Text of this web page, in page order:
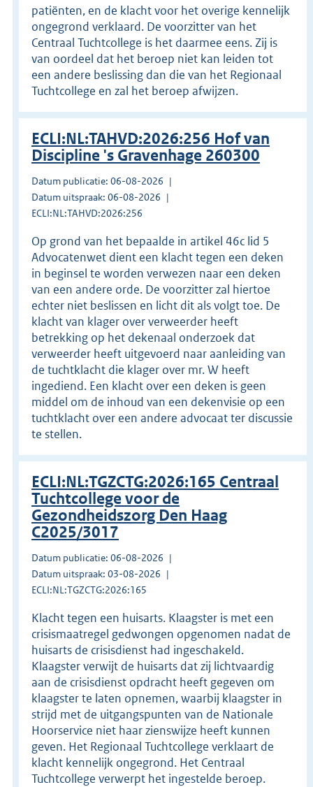
patiënten, en de klacht voor het overige kennelijk
ongegrond verklaard. De voorzitter van het
Centraal Tuchtcollege is het daarmee eens. Zij is
van oordeel dat het beroep niet kan leiden tot
een andere beslissing dan die van het Regionaal
Tuchtcollege en zal het beroep afwijzen.
ECLI:NL:TAHVD:2026:256 Hof van
Discipline 's Gravenhage 260300
Datum publicatie: 06-08-2026
Datum uitspraak: 06-08-2026
ECLI:NL:TAHVD:2026:256
Op grond van het bepaalde in artikel 46c lid 5
Advocatenwet dient een klacht tegen een deken
in beginsel te worden verwezen naar een deken
van een andere orde. De voorzitter zal hiertoe
echter niet beslissen en licht dit als volgt toe. De
klacht van klager over verweerder heeft
betrekking op het dekenaal onderzoek dat
verweerder heeft uitgevoerd naar aanleiding van
de tuchtklacht die klager over mr. W heeft
ingediend. Een klacht over een deken is geen
middel om de inhoud van een dekenvisie op een
tuchtklacht over een andere advocaat ter discussie
te stellen.
ECLI:NL:TGZCTG:2026:165 Centraal
Tuchtcollege voor de
Gezondheidszorg Den Haag
C2025/3017
Datum publicatie: 06-08-2026
Datum uitspraak: 03-08-2026
ECLI:NL:TGZCTG:2026:165
Klacht tegen een huisarts. Klaagster is met een
crisismaatregel gedwongen opgenomen nadat de
huisarts de crisisdienst had ingeschakeld.
Klaagster verwijt de huisarts dat zij lichtvaardig
aan de crisisdienst opdracht heeft gegeven om
klaagster te laten opnemen, waarbij klaagster in
strijd met de uitgangspunten van de Nationale
Hoorservice niet haar zienswijze heeft kunnen
geven. Het Regionaal Tuchtcollege verklaart de
klacht kennelijk ongegrond. Het Centraal
Tuchtcollege verwerpt het ingestelde beroep.